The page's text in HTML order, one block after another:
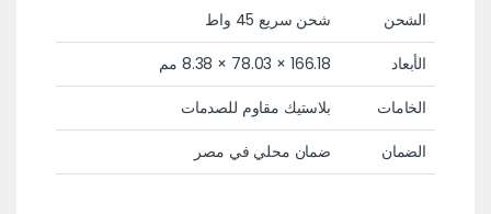
الشحن
شحن سريع 45 واط
الأبعاد
166.18 × 78.03 × 8.38 مم
الخامات
بلاستيك مقاوم للصدمات
الضمان
ضمان محلي في مصر